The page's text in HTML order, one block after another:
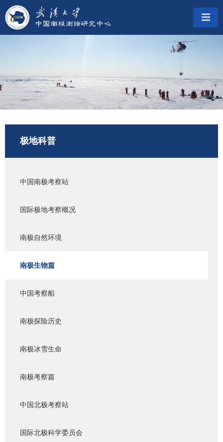
极地科普
中国南极考察站
国际极地考察概况
南极自然环境
南极生物篇
中国考察船
南极探险历史
南极冰雪生命
南极考察篇
中国北极考察站
国际北极科学委员会